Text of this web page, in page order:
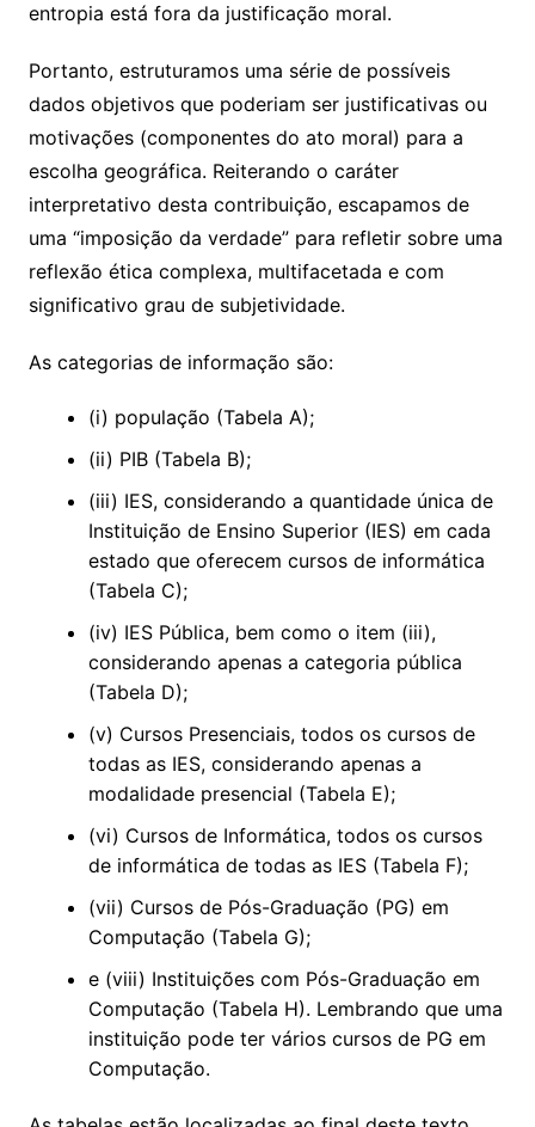
entropia está fora da justificação moral.
Portanto, estruturamos uma série de possíveis
dados objetivos que poderiam ser justificativas ou
motivações (componentes do ato moral) para a
escolha geográfica. Reiterando o caráter
interpretativo desta contribuição, escapamos de
uma “imposição da verdade” para refletir sobre uma
reflexão ética complexa, multifacetada e com
significativo grau de subjetividade.
As categorias de informação são:
(i) população (Tabela A);
(ii) PIB (Tabela B);
(iii) IES, considerando a quantidade única de
Instituição de Ensino Superior (IES) em cada
estado que oferecem cursos de informática
(Tabela C);
(iv) IES Pública, bem como o item (iii),
considerando apenas a categoria pública
(Tabela D);
(v) Cursos Presenciais, todos os cursos de
todas as IES, considerando apenas a
modalidade presencial (Tabela E);
(vi) Cursos de Informática, todos os cursos
de informática de todas as IES (Tabela F);
(vii) Cursos de Pós-Graduação (PG) em
Computação (Tabela G);
e (viii) Instituições com Pós-Graduação em
Computação (Tabela H). Lembrando que uma
instituição pode ter vários cursos de PG em
Computação.